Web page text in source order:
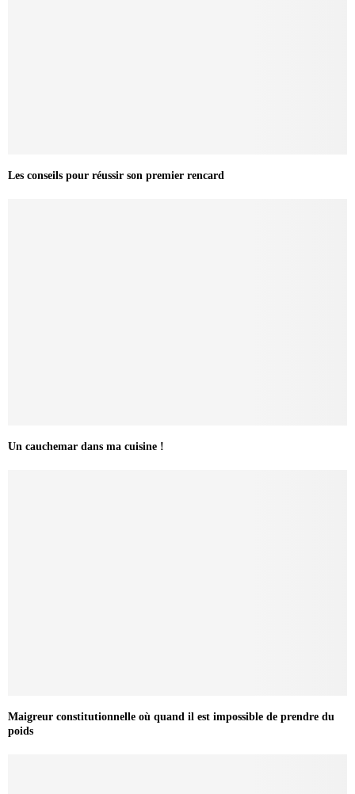
Les conseils pour réussir son premier rencard
Un cauchemar dans ma cuisine !
Maigreur constitutionnelle où quand il est impossible de prendre du
poids